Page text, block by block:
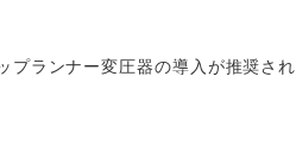
プランナー変圧器の導入が推奨され